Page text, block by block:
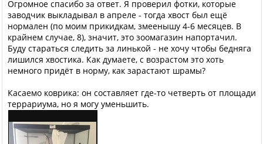
Огромное спасибо за ответ. Я проверил фотки, которые
заводчик выкладывал в апреле - тогда хвост был ещё
нормален (по моим прикидкам, змеенышу 4-6 месяцев. В
крайнем случае, 8), значит, это зоомагазин напортачил.
Буду стараться следить за линькой - не хочу чтобы бедняга
лишился хвостика. Как думаете, с возрастом это хоть
немного придёт в норму, как зарастают шрамы?
Касаемо коврика: он составляет где-то четверть от площади
террариума, но я могу уменьшить.